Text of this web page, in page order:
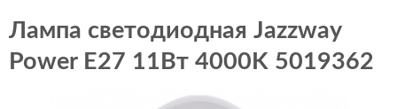
Лампа светодиодная Jazzway
Power E27 11Вт 4000K 5019362